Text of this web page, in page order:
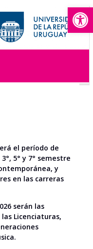
el período de
3°, 5° y 7° semestre
y
en las carreras
serán las
Licenciaturas,